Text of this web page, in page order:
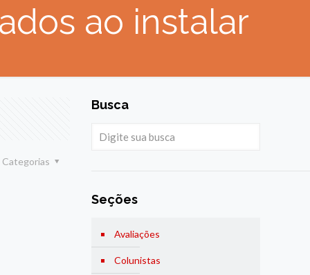
ao instalar
Categorias
Busca
Seções
Avaliações
Colunistas